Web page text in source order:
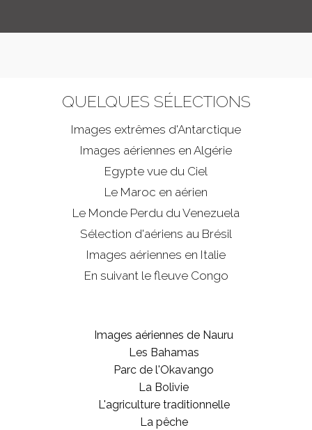
QUELQUES SÉLECTIONS
Images extrêmes d'Antarctique
Images aériennes en Algérie
Egypte vue du Ciel
Le Maroc en aérien
Le Monde Perdu du Venezuela
Sélection d'aériens au Brésil
Images aériennes en Italie
En suivant le fleuve Congo
Images aériennes de Nauru
Les Bahamas
Parc de l'Okavango
La Bolivie
L'agriculture traditionnelle
La pêche